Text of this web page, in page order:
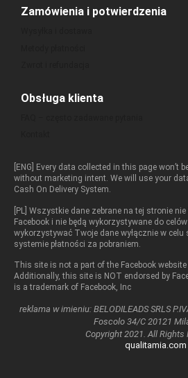
Zamówienia i potwierdzenia
Obsługa klienta
[ENG] Every data collected in this page won’t
without marketing intent. We will use your
Cash On Delivery System.
[PL] Wszystkie dane zebrane na tej stronie
Facebook i nie będą wykorzystywane do
wykorzystywać Twoje dane wyłącznie w
systemie płatności za pobraniem.
This site is not a part of the Facebook website
Additionally, this site is NOT endorsed by
is a trademark of Facebook, Inc
reklama w imieniu: BELODILEADS SRLS
Foscolo 34/C 20121
Copyright 2021. All Rights
qualitamia.com